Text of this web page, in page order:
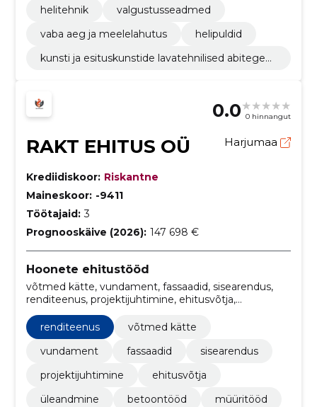
helitehnik
valgustusseadmed
vaba aeg ja meelelahutus
helipuldid
kunsti ja esituskunstide lavatehnilised abitegev
0.0 0 hinnangut
RAKT EHITUS OÜ Harjumaa
Krediidiskoor: Riskantne
Maineskoor: -9411
Töötajaid: 3
Prognooskäive (2026): 147 698 €
Hoonete ehitustööd
võtmed kätte, vundament, fassaadid, sisearendus,
renditeenus, projektijuhtimine, ehitusvõtja,
Üleandmine, betoontööd, müüritööd
renditeenus
võtmed kätte
vundament
fassaadid
sisearendus
projektijuhtimine
ehitusvõtja
üleandmine
betoontööd
müüritööd